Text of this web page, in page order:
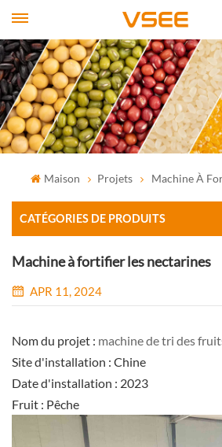
Maison Projets Machine À
CATÉGORIES DE PRODUITS
Machine à fortifier les nectarines
APR 11, 2024
Nom du projet : machine de tri des
Site d'installation : Chine
Date d'installation : 2023
Fruit : Pêche